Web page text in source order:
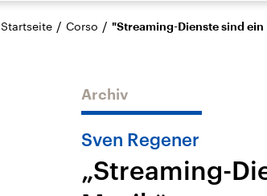
Hörspiel und Feature Musik
Landtagswahl Sachsen-
Anhalt 2026
USA
Aktuelle Beiträge,
Startseite / Corso / "Streaming-Dienste sind
Archiv
Sven Regener
„Streaming-